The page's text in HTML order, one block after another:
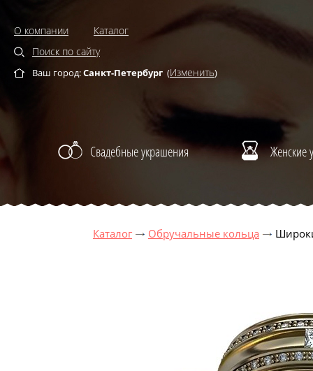
О компании
Каталог
Поиск по сайту
Ваш город:Санкт-Петербург (Изменить)
Свадебные украшения Женские
Каталог Обручальные кольца